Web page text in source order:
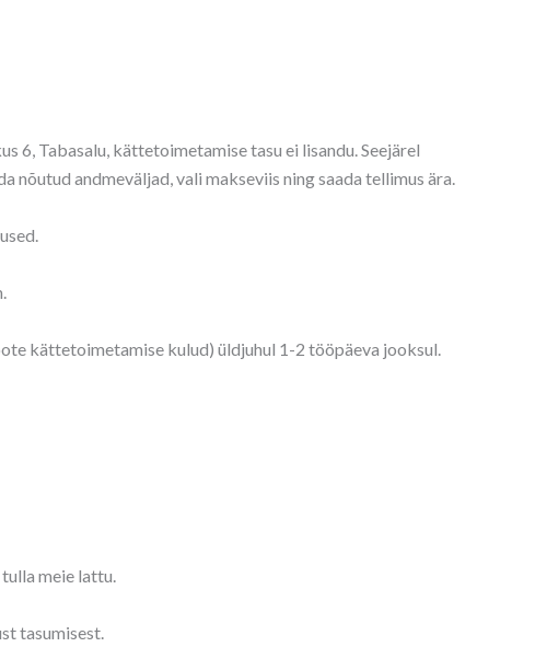
6, Tabasalu, kättetoimetamise tasu ei lisandu. Seejärel
nõutud andmeväljad, vali makseviis ning saada tellimus ära.
kättetoimetamise kulud) üldjuhul 1-2 tööpäeva jooksul.
meie lattu.
tasumisest.